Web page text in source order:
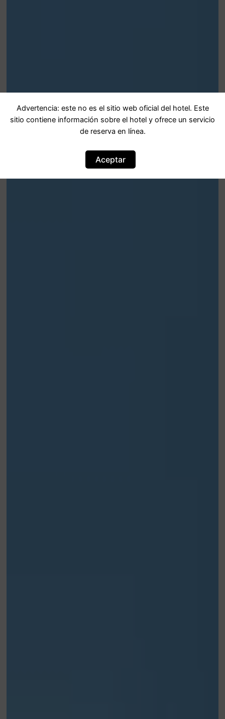
Advertencia: este no es el sitio web oficial del hotel. Este
sitio contiene información sobre el hotel y ofrece un servicio
de reserva en línea.
Aceptar